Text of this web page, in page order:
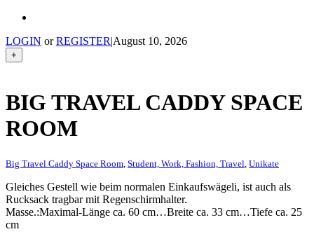
LOGIN orREGISTER|August 10, 2026
+
BIG TRAVEL CADDY SPACE
ROOM
Big Travel Caddy Space Room Student, Work, Fashion, Travel Unikate
Gleiches Gestell wie beim normalen Einkaufswägeli, ist auch als
Rucksack tragbar mit Regenschirmhalter.
Masse.:Maximal-Länge ca. 60 cm…Breite ca. 33 cm…Tiefe ca. 25
cm